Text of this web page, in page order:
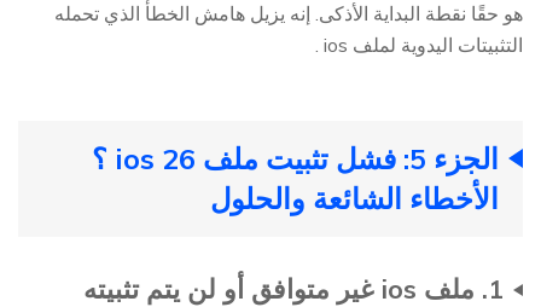
هو حقًا نقطة البداية الأذكى. إنه يزيل هامش الخطأ الذي تحمله
التثبيتات اليدوية لملف ios .
الجزء 5: فشل تثبيت ملف ios 26 ؟
الأخطاء الشائعة والحلول
1. ملف ios غير متوافق أو لن يتم تثبيته